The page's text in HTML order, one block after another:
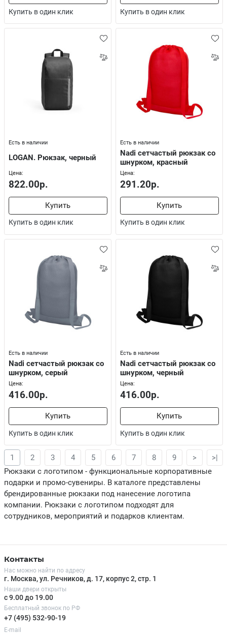
Купить в один клик Купить в один клик
Есть в наличии
LOGAN. Рюкзак, черный
Цена:
822.00р.
Купить
Купить в один клик
Есть в наличии
Nadi cетчастый рюкзак со
шнурком, красный
Цена:
291.20р.
Купить
Купить в один клик
Есть в наличии
Nadi cетчастый рюкзак со
шнурком, серый
Цена:
416.00р.
Купить
Купить в один клик
Есть в наличии
Nadi cетчастый рюкзак со
шнурком, черный
Цена:
416.00р.
Купить
Купить в один клик
1 2 3 4 5 6 7 8 9 >
>|
Рюкзаки с логотипом - функциональные корпоративные
подарки и промо-сувениры. В каталоге представлены
брендированные рюкзаки под нанесение логотипа
компании. Рюкзаки с логотипом подходят для
сотрудников, мероприятий и подарков клиентам.
Контакты
Нас можно найти по адресу
г. Москва, ул. Речников, д. 17, корпус 2, стр. 1
Наши двери открыты
с 9.00 до 19.00
Бесплатный звонок по РФ
+7 (495) 532-90-19
E-mail